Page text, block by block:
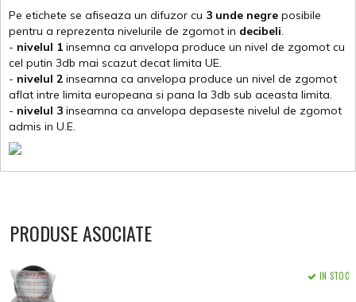
Pe etichete se afiseaza un difuzor cu 3 unde negre posibile
pentru a reprezenta nivelurile de zgomot in decibeli.
- nivelul 1 insemna ca anvelopa produce un nivel de zgomot cu
cel putin 3db mai scazut decat limita UE.
- nivelul 2 inseamna ca anvelopa produce un nivel de zgomot
aflat intre limita europeana si pana la 3db sub aceasta limita.
- nivelul 3 inseamna ca anvelopa depaseste nivelul de zgomot
admis in U.E.
PRODUSE ASOCIATE
IN STOC